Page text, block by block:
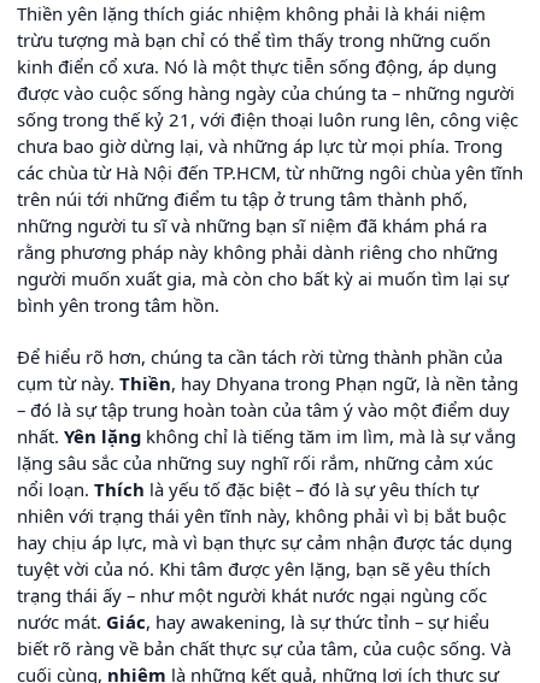
Thiền yên lặng thích giác nhiệm không phải là khái niệm
trừu tượng mà bạn chỉ có thể tìm thấy trong những cuốn
kinh điển cổ xưa. Nó là một thực tiễn sống động, áp dụng
được vào cuộc sống hàng ngày của chúng ta – những người
sống trong thế kỷ 21, với điện thoại luôn rung lên, công việc
chưa bao giờ dừng lại, và những áp lực từ mọi phía. Trong
các chùa từ Hà Nội đến TP.HCM, từ những ngôi chùa yên tĩnh
trên núi tới những điểm tu tập ở trung tâm thành phố,
những người tu sĩ và những bạn sĩ niệm đã khám phá ra
rằng phương pháp này không phải dành riêng cho những
người muốn xuất gia, mà còn cho bất kỳ ai muốn tìm lại sự
bình yên trong tâm hồn.
Để hiểu rõ hơn, chúng ta cần tách rời từng thành phần của
cụm từ này. Thiền, hay Dhyana trong Phạn ngữ, là nền tảng
– đó là sự tập trung hoàn toàn của tâm ý vào một điểm duy
nhất. Yên lặng không chỉ là tiếng tăm im lìm, mà là sự vắng
lặng sâu sắc của những suy nghĩ rối rắm, những cảm xúc
nổi loạn. Thích là yếu tố đặc biệt – đó là sự yêu thích tự
nhiên với trạng thái yên tĩnh này, không phải vì bị bắt buộc
hay chịu áp lực, mà vì bạn thực sự cảm nhận được tác dụng
tuyệt vời của nó. Khi tâm được yên lặng, bạn sẽ yêu thích
trạng thái ấy – như một người khát nước ngại ngùng cốc
nước mát. Giác, hay awakening, là sự thức tỉnh – sự hiểu
biết rõ ràng về bản chất thực sự của tâm, của cuộc sống. Và
cuối cùng, nhiệm là những kết quả, những lợi ích thực sự